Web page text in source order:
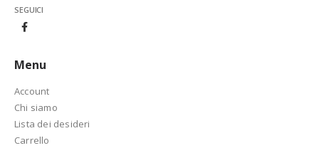
SEGUICI
Menu
Account
Chi siamo
Lista dei desideri
Carrello